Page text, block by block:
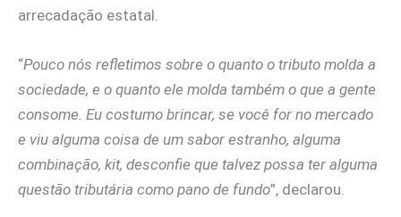
arrecadação estatal.
“Pouco nós refletimos sobre o quanto o tributo molda a
sociedade, e o quanto ele molda também o que a gente
consome. Eu costumo brincar, se você for no mercado
e viu alguma coisa de um sabor estranho, alguma
combinação, kit, desconfie que talvez possa ter alguma
questão tributária como pano de fundo”, declarou.